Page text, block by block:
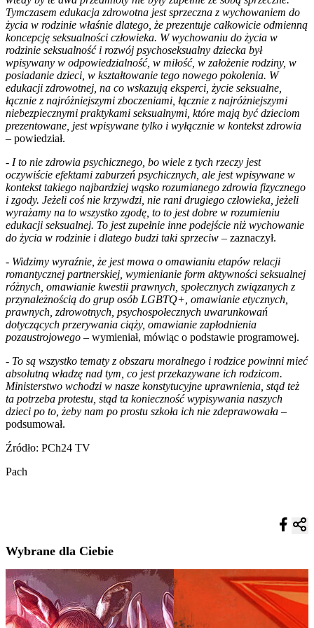
Tymczasem edukacja zdrowotna jest sprzeczna z wychowaniem do
życia w rodzinie właśnie dlatego, że prezentuje całkowicie odmienną
koncepcję seksualności człowieka. W wychowaniu do życia w
rodzinie seksualność i rozwój psychoseksualny dziecka był
wpisywany w odpowiedzialność, w miłość, w założenie rodziny, w
posiadanie dzieci, w kształtowanie tego nowego pokolenia. W
edukacji zdrowotnej, na co wskazują eksperci, życie seksualne,
łącznie z najróżniejszymi zboczeniami, łącznie z najróżniejszymi
niebezpiecznymi praktykami seksualnymi, które mają być dzieciom
prezentowane, jest wpisywane tylko i wyłącznie w kontekst zdrowia
– powiedział.
- I to nie zdrowia psychicznego, bo wiele z tych rzeczy jest
oczywiście efektami zaburzeń psychicznych, ale jest wpisywane w
kontekst takiego najbardziej wąsko rozumianego zdrowia fizycznego
i zgody. Jeżeli coś nie krzywdzi, nie rani drugiego człowieka, jeżeli
wyrażamy na to wszystko zgodę, to to jest dobre w rozumieniu
edukacji seksualnej. To jest zupełnie inne podejście niż wychowanie
do życia w rodzinie i dlatego budzi taki sprzeciw – zaznaczył.
- Widzimy wyraźnie, że jest mowa o omawianiu etapów relacji
romantycznej partnerskiej, wymienianie form aktywności seksualnej
różnych, omawianie kwestii prawnych, społecznych związanych z
przynależnością do grup osób LGBTQ+, omawianie etycznych,
prawnych, zdrowotnych, psychospołecznych uwarunkowań
dotyczących przerywania ciąży, omawianie zapłodnienia
pozaustrojowego – wymieniał, mówiąc o podstawie programowej.
- To są wszystko tematy z obszaru moralnego i rodzice powinni mieć
absolutną władzę nad tym, co jest przekazywane ich rodzicom.
Ministerstwo wchodzi w nasze konstytucyjne uprawnienia, stąd też
ta potrzeba protestu, stąd ta konieczność wypisywania naszych
dzieci po to, żeby nam po prostu szkoła ich nie zdeprawowała –
podsumował.
Źródło: PCh24 TV
Pach
Wybrane dla Ciebie